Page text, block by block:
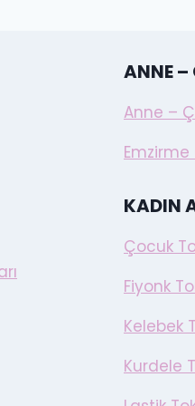
ANNE –
Anne –
KADIN
Çocuk
Fiyonk
Kelebek
Kurdele